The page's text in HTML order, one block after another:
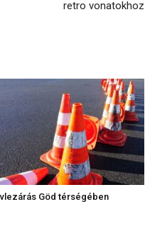
retro vonatokhoz
Göd térségében